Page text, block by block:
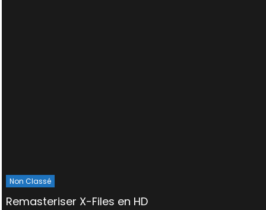
Non Classé
Remasteriser X-Files en HD